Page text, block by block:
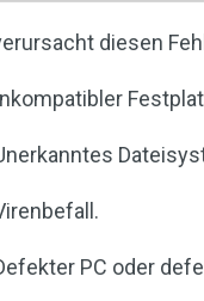
diesen
PC oder